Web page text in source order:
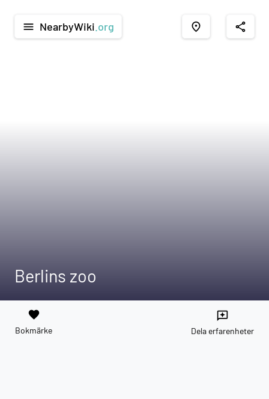
menu NearbyWiki .org place share
Berlins zoo
favorite
Bokmärke
reviews
Dela erfarenheter